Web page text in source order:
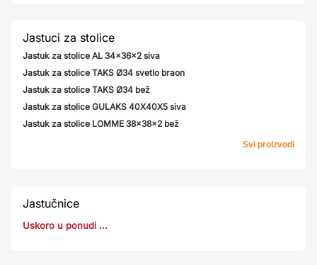
Jastuci za stolice
Jastuk za stolice AL 34x36x2 siva
Jastuk za stolice TAKS Ø34 svetlo braon
Jastuk za stolice TAKS Ø34 bež
Jastuk za stolice GULAKS 40X40X5 siva
Jastuk za stolice LOMME 38x38x2 bež
Svi proizvodi
Jastučnice
Uskoro u ponudi ...